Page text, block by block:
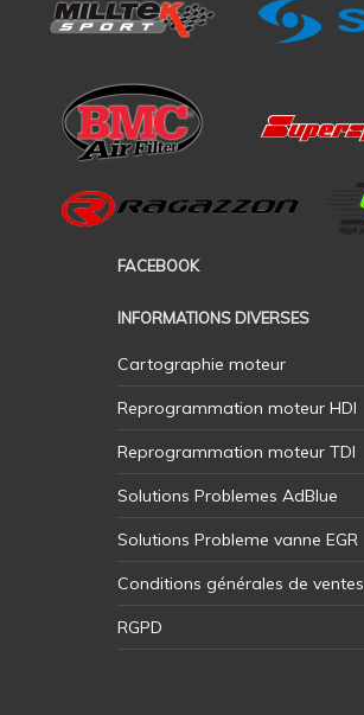
FACEBOOK
INFORMATIONS DIVERSES
Cartographie moteur
Reprogrammation moteur HDI
Reprogrammation moteur TDI
Solutions Problemes AdBlue
Solutions Probleme vanne EGR
Conditions générales de ventes
RGPD